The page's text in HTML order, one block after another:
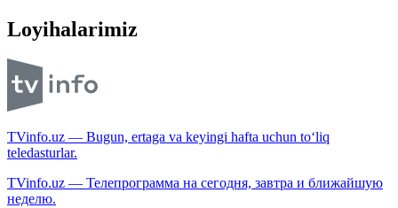
Loyihalarimiz
TVinfo.uz — Bugun, ertaga va keyingi hafta uchun to‘liq
teledasturlar.
TVinfo.uz — Телепрограмма на сегодня, завтра и ближайшую
неделю.